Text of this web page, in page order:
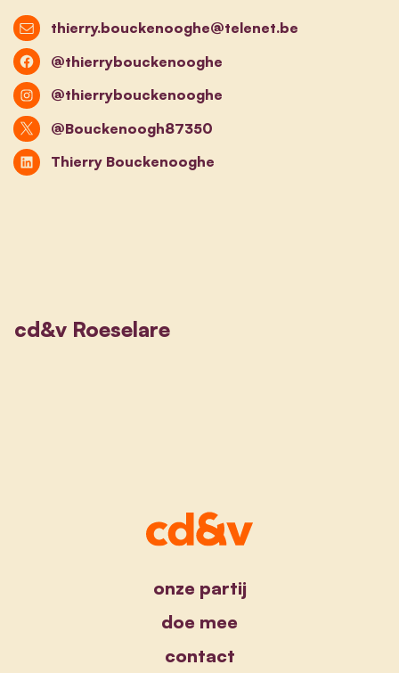
thierry.bouckenooghe@telenet.be
@thierrybouckenooghe
@thierrybouckenooghe
@Bouckenoogh87350
Thierry Bouckenooghe
cd&v Roeselare
onze partij
doe mee
contact